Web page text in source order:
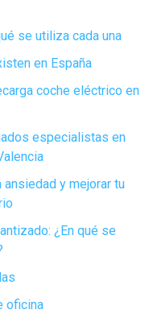
se utiliza cada una
en España
coche eléctrico en
especialistas en
y mejorar tu
¿En qué se
oficina